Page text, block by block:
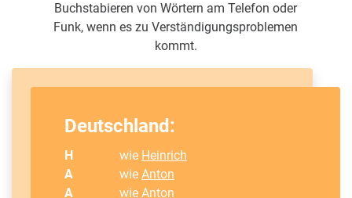
Buchstabieren von Wörtern am Telefon oder
Funk, wenn es zu Verständigungsproblemen
kommt.
Deutschland:
H wie Heinrich
A
wieAnton
A
wieAnton